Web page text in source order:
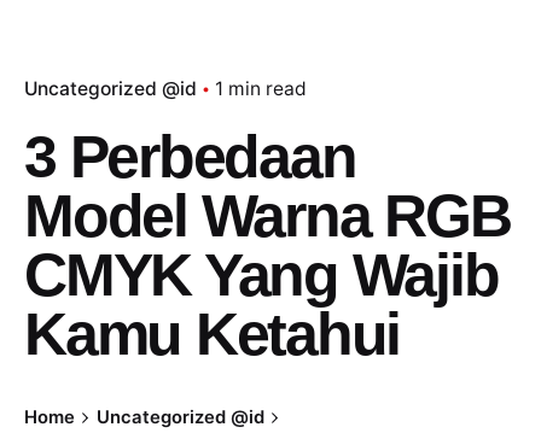
Uncategorized @id 1 min read
3 Perbedaan
Model Warna RGB
CMYK Yang Wajib
Kamu Ketahui
Home
Uncategorized @id